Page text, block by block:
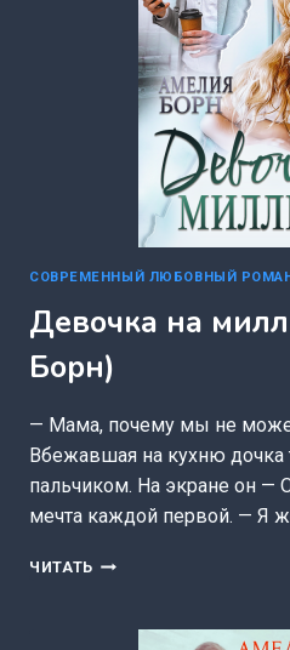
СОВРЕМЕННЫЙ ЛЮБОВНЫЙ
Девочка на
Борн)
— Мама, почему мы не
Вбежавшая на кухню дочка
пальчиком. На экране он —
мечта каждой первой. — Я
ЧИТАТЬ ДЕВОЧКА
(АМЕЛИЯ